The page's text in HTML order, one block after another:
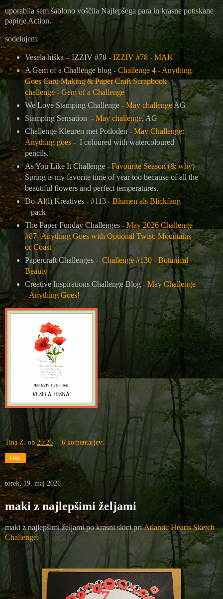
uporabila sem šablono voščila Najlepšega para in krasne potiskane
papirje Action.
sodelujem:
Vesela hiška – IZZIV #78 - IZZIV #78 - MAK
A Gem of a Challenge blog - Challenge 4 - Anything
Goes Card Making & Paper Craft Scrapbook
challenge - Gem of a Challenge
We Love Stamping Challenge - May challengeAG
Stamping Sensation - May challenge, AG
Challenge Kleuren met Potloden - May Challenge:
Anything goes- I coloured with watercoloured
pencils.
As You Like It Challenge - Favourite Season (& why)
Spring is my favorite time of year too because of all the
beautiful flowers and perfect temperatures.
Do-Al(l) Kreatives - #113 - Blumen als Blickfang
pack
The Paper Funday Challenges - May 2026 Challenge
#87- Anything Goes with Optional Twist: Mountains
or Coast
Papercraft Challenges - Challenge #130 - Botanical
Beauty
Creative Inspirations Challenge Blog - May Challenge
- Anything Goes!
Tina Z. ob20:26 6 komentarjev:
Deli
torek, 19. maj 2026
maki z najlepšimi željami
maki z najlepšimi željami po krasni skici priAtlantic Hearts Sketch
Challenge: